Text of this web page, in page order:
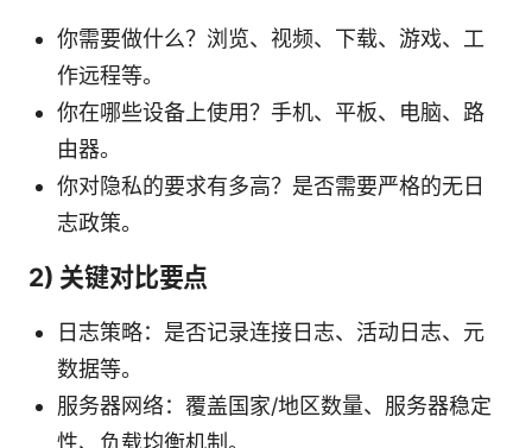
你需要做什么？浏览、视频、下载、游戏、工
作远程等。
你在哪些设备上使用？手机、平板、电脑、路
由器。
你对隐私的要求有多高？是否需要严格的无日
志政策。
2) 关键对比要点
日志策略：是否记录连接日志、活动日志、元
数据等。
服务器网络：覆盖国家/地区数量、服务器稳定
性、负载均衡机制。